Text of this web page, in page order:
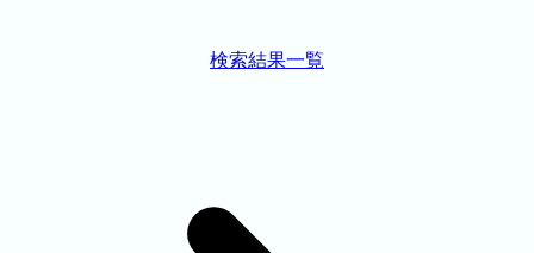
検索結果一覧